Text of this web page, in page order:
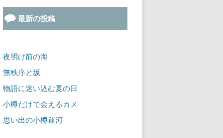
最新の投稿
夜明け前の海
無秩序と坂
物語に迷い込む夏の日
小樽だけで会えるカメ
思い出の小樽運河